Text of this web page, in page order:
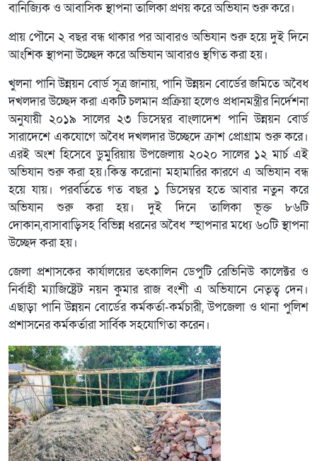
বানিজ্যিক ও আবাসিক স্থাপনা তালিকা প্রণয় করে অভিযান শুরু করে।
প্রায় পৌনে ২ বছর বন্ধ থাকার পর আবারও অভিযান শুরু হয়ে দুই দিনে
আংশিক স্থাপনা উচ্ছেদ করে অভিযান আবারও স্থগিত করা হয়।
খুলনা পানি উন্নয়ন বোর্ড সূত্র জানায়, পানি উন্নয়ন বোর্ডের জমিতে অবৈধ
দখলদার উচ্ছেদ করা একটি চলমান প্রক্রিয়া হলেও প্রধানমন্ত্রীর নির্দেশনা
অনুযায়ী ২০১৯ সালের ২৩ ডিসেম্বর বাংলাদেশ পানি উন্নয়ন বোর্ড
সারাদেশে একযোগে অবৈধ দখলদার উচ্ছেদে ক্রাশ প্রোগ্রাম শুরু করে।
এরই অংশ হিসেবে ডুমুরিয়ায় উপজেলায় ২০২০ সালের ১২ মার্চ এই
অভিযান শুরু করা হয়।কিন্ত করোনা মহামারির কারণে এ অভিযান বন্ধ
হয়ে যায়। পরবর্তিতে গত বছর ১ ডিসেম্বর হতে আবার নতুন করে
অভিযান শুরু করা হয়। দুই দিনে তালিকা ভূক্ত ৮৬টি
দোকান,বাসাবাড়িসহ বিভিন্ন ধরনের অবৈধ স্হাপনার মধ্যে ৬০টি স্থাপনা
উচ্ছেদ করা হয়।
জেলা প্রশাসকের কার্যালয়ের তৎকালিন ডেপুটি রেভিনিউ কালেক্টর ও
নির্বাহী ম্যাজিষ্ট্রেট নয়ন কুমার রাজ বংশী এ অভিযানে নেতৃত্ব দেন।
এছাড়া পানি উন্নয়ন বোর্ডের কর্মকর্তা-কর্মচারী, উপজেলা ও থানা পুলিশ
প্রশাসনের কর্মকর্তারা সার্বিক সহযোগিতা করেন।